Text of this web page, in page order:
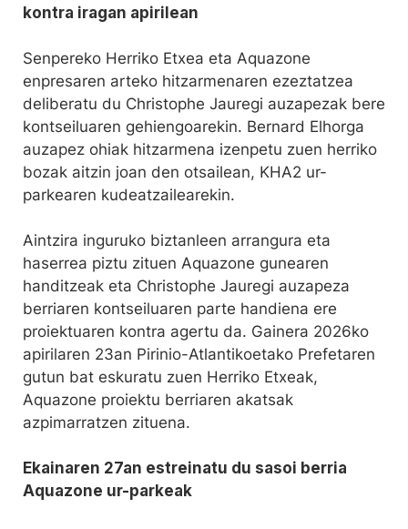
kontra iragan apirilean
Senpereko Herriko Etxea eta Aquazone
enpresaren arteko hitzarmenaren ezeztatzea
deliberatu du Christophe Jauregi auzapezak bere
kontseiluaren gehiengoarekin. Bernard Elhorga
auzapez ohiak hitzarmena izenpetu zuen herriko
bozak aitzin joan den otsailean, KHA2 ur-
parkearen kudeatzailearekin.
Aintzira inguruko biztanleen arrangura eta
haserrea piztu zituen Aquazone gunearen
handitzeak eta Christophe Jauregi auzapeza
berriaren kontseiluaren parte handiena ere
proiektuaren kontra agertu da. Gainera 2026ko
apirilaren 23an Pirinio-Atlantikoetako Prefetaren
gutun bat eskuratu zuen Herriko Etxeak,
Aquazone proiektu berriaren akatsak
azpimarratzen zituena.
Ekainaren 27an estreinatu du sasoi berria
Aquazone ur-parkeak